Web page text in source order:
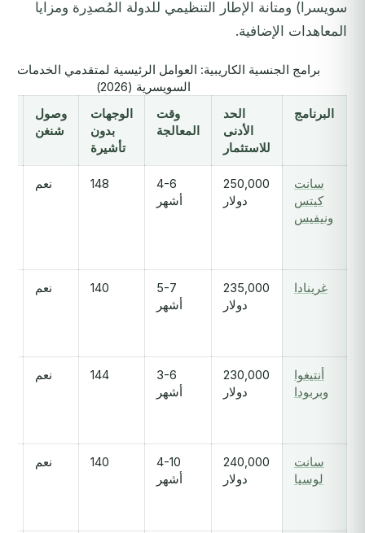
سويسرا) ومتانة الإطار التنظيمي للدولة المُصدِرة ومزايا
المعاهدات الإضافية.
برامج الجنسية الكاريبية: العوامل الرئيسية لمتقدمي الخدمات
السويسرية (2026)
البرنامج
الحد
الأدنى
للاستثمار
وقت
المعالجة
الوجهات
بدون
تأشيرة
وصول
شنغن
سانت
كيتس
ونيفيس
250,000
دولار
4-6
أشهر
148 نعم
غرينادا
235,000
دولار
5-7
أشهر
140 نعم
أنتيغوا
وبربودا
230,000
دولار
3-6
أشهر
144 نعم
سانت
لوسيا
240,000
دولار
4-10
أشهر
140 نعم